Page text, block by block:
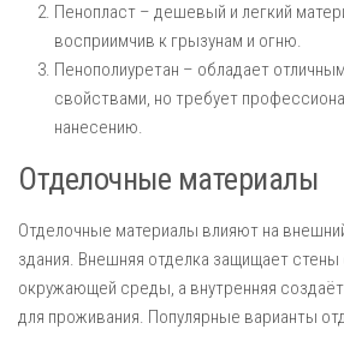
Пенопласт – дешевый и легкий
восприимчив к грызунам и огню.
Пенополиуретан – обладает
свойствами, но требует
нанесению.
Отделочные материалы
Отделочные материалы влияют на
здания. Внешняя отделка защищает стены
окружающей среды, а внутренняя
для проживания. Популярные варианты